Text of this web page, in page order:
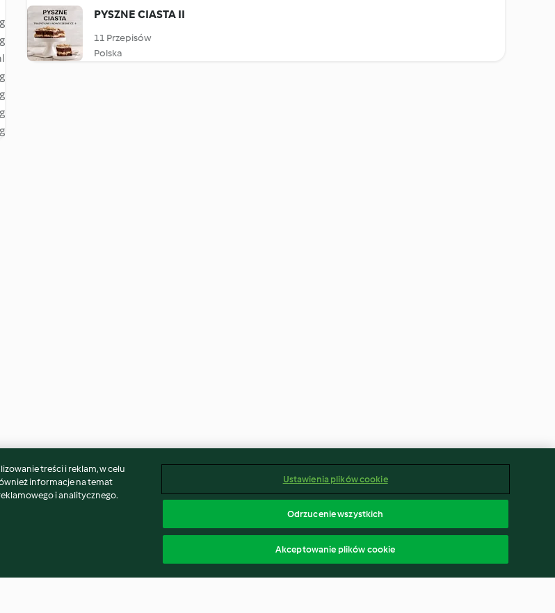
PYSZNE CIASTA II
11 Przepisów
Polska
treści i reklam, w celu
informacje na temat
i analitycznego.
Ustawienia plików cookie
Odrzucenie wszystkich
Akceptowanie plików cookie